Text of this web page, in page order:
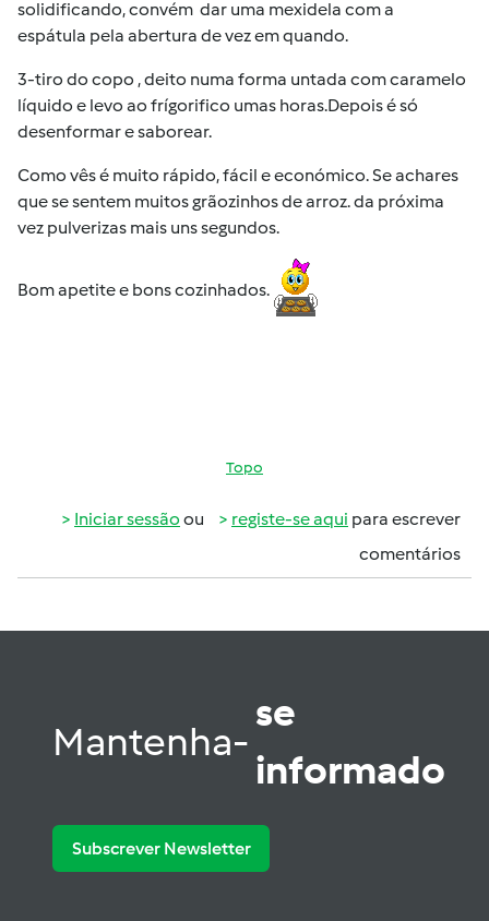
solidificando, convém dar uma mexidela com a
espátula pela abertura de vez em quando.
3-tiro do copo , deito numa forma untada com caramelo
líquido e levo ao frígorifico umas horas.Depois é só
desenformar e saborear.
Como vês é muito rápido, fácil e económico. Se achares
que se sentem muitos grãozinhos de arroz. da próxima
vez pulverizas mais uns segundos.
Bom apetite e bons cozinhados.
Topo
Iniciar sessão ou registe-se aqui para escrever
comentários
Mantenha-
se
informado
Subscrever Newsletter